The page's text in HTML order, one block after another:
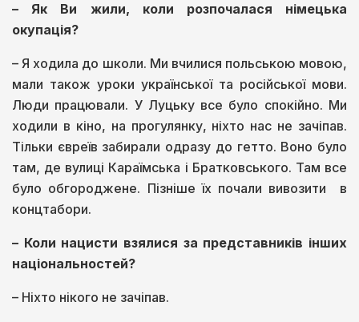
– Як Ви жили, коли розпочалася німецька
окупація?
– Я ходила до школи. Ми вчилися польською мовою,
мали також уроки української та російської мови.
Люди працювали. У Луцьку все було спокійно. Ми
ходили в кіно, на прогулянку, ніхто нас не зачіпав.
Тільки євреїв забирали одразу до гетто. Воно було
там, де вулиці Караїмська і Братковського. Там все
було обгороджене. Пізніше їх почали вивозити в
концтабори.
– Коли нацисти взялися за представників інших
національностей?
– Ніхто нікого не зачіпав.